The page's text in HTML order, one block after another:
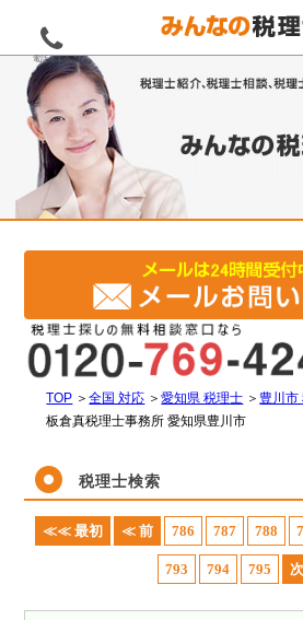
電話をする
TOP ＞全国 対応 ＞愛知県 税理士 ＞ 豊川市
板倉真税理士事務所 愛知県豊川市
税理士検索
≪≪ 最初 ≪ 前 786 787 788
793 794 795